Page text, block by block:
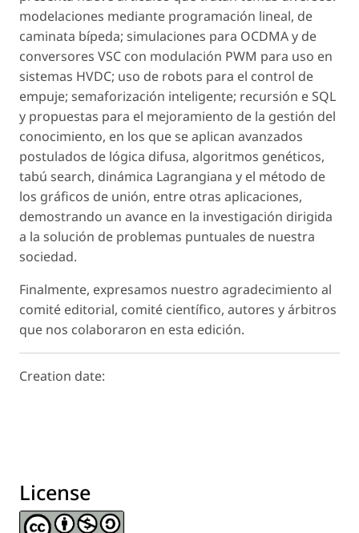
modelaciones mediante programación lineal, de
caminata bípeda; simulaciones para OCDMA y de
conversores VSC con modulación PWM para uso en
sistemas HVDC; uso de robots para el control de
empuje; semaforización inteligente; recursión e SQL
y propuestas para el mejoramiento de la gestión del
conocimiento, en los que se aplican avanzados
postulados de lógica difusa, algoritmos genéticos,
tabú search, dinámica Lagrangiana y el método de
los gráficos de unión, entre otras aplicaciones,
demostrando un avance en la investigación dirigida
a la solución de problemas puntuales de nuestra
sociedad.
Finalmente, expresamos nuestro agradecimiento al
comité editorial, comité científico, autores y árbitros
que nos colaboraron en esta edición.
Creation date:
License